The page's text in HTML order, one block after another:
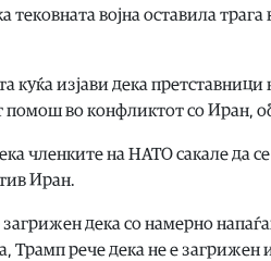
војна оставила
куќа изјави дека претставници
помош во конфликтот со Иран,
членките на НАТО сакале да
Иран.
дека со намерно
Трамп рече дека не е загрижен